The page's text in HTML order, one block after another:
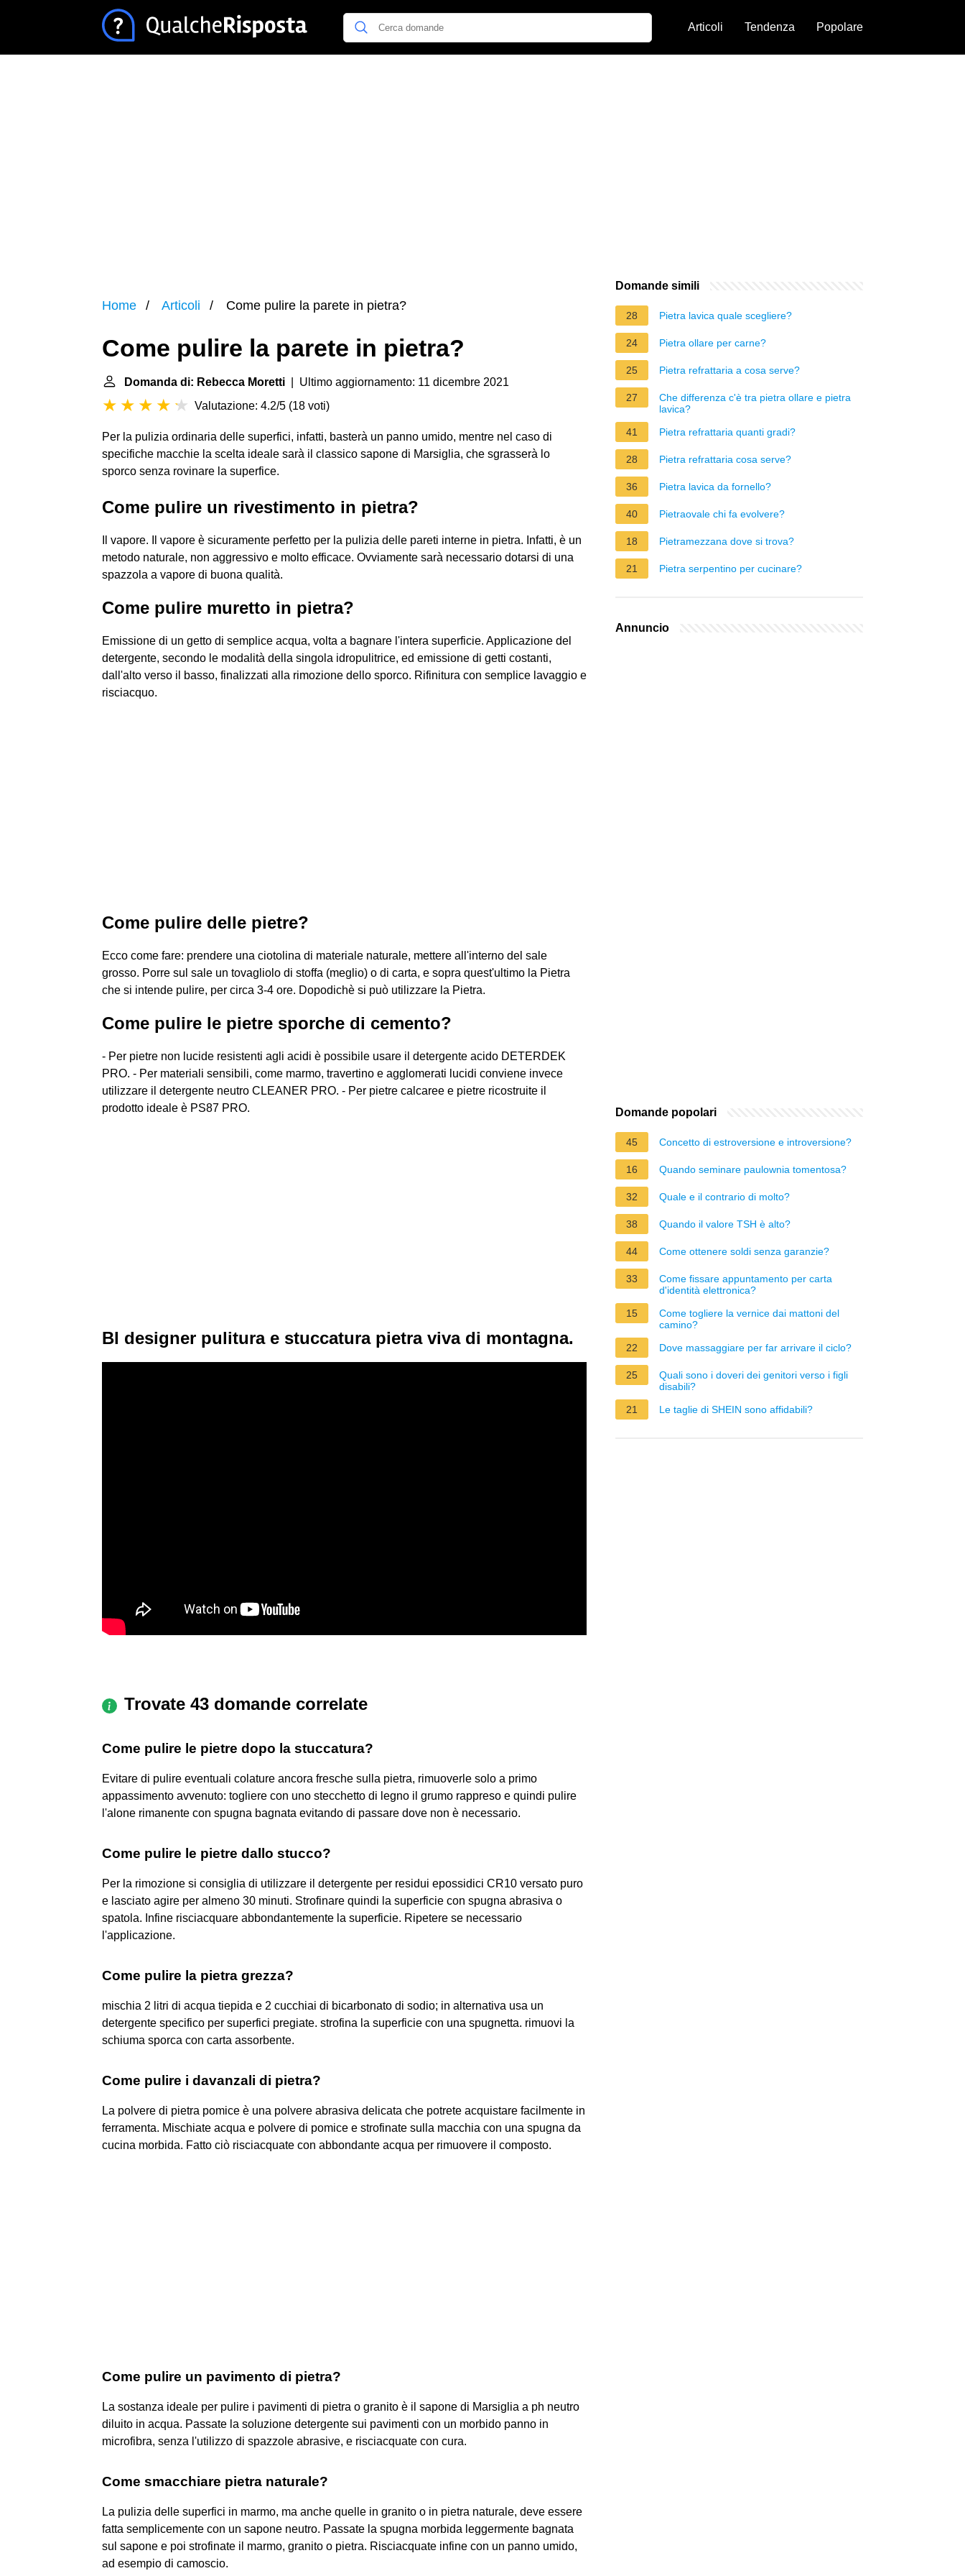
Articoli Tendenza Popolare
Home Articoli Come pulire la parete in pietra?
Come pulire la parete in pietra?
Domanda di: Rebecca Moretti | Ultimo aggiornamento: 11 dicembre 2021
Valutazione: 4.2/5 (18 voti)
Per la pulizia ordinaria delle superfici, infatti, basterà un panno umido, mentre nel caso di
specifiche macchie la scelta ideale sarà il classico sapone di Marsiglia, che sgrasserà lo
sporco senza rovinare la superfice.
Come pulire un rivestimento in pietra?
Il vapore. Il vapore è sicuramente perfetto per la pulizia delle pareti interne in pietra. Infatti, è un
metodo naturale, non aggressivo e molto efficace. Ovviamente sarà necessario dotarsi di una
spazzola a vapore di buona qualità.
Come pulire muretto in pietra?
Emissione di un getto di semplice acqua, volta a bagnare l'intera superficie. Applicazione del
detergente, secondo le modalità della singola idropulitrice, ed emissione di getti costanti,
dall'alto verso il basso, finalizzati alla rimozione dello sporco. Rifinitura con semplice lavaggio e
risciacquo.
Come pulire delle pietre?
Ecco come fare: prendere una ciotolina di materiale naturale, mettere all'interno del sale
grosso. Porre sul sale un tovagliolo di stoffa (meglio) o di carta, e sopra quest'ultimo la Pietra
che si intende pulire, per circa 3-4 ore. Dopodichè si può utilizzare la Pietra.
Come pulire le pietre sporche di cemento?
- Per pietre non lucide resistenti agli acidi è possibile usare il detergente acido DETERDEK
PRO. - Per materiali sensibili, come marmo, travertino e agglomerati lucidi conviene invece
utilizzare il detergente neutro CLEANER PRO. - Per pietre calcaree e pietre ricostruite il
prodotto ideale è PS87 PRO.
Bl designer pulitura e stuccatura pietra viva di montagna.
Trovate 43 domande correlate
Come pulire le pietre dopo la stuccatura?
Evitare di pulire eventuali colature ancora fresche sulla pietra, rimuoverle solo a primo
appassimento avvenuto: togliere con uno stecchetto di legno il grumo rappreso e quindi pulire
l'alone rimanente con spugna bagnata evitando di passare dove non è necessario.
Come pulire le pietre dallo stucco?
Per la rimozione si consiglia di utilizzare il detergente per residui epossidici CR10 versato puro
e lasciato agire per almeno 30 minuti. Strofinare quindi la superficie con spugna abrasiva o
spatola. Infine risciacquare abbondantemente la superficie. Ripetere se necessario
l'applicazione.
Come pulire la pietra grezza?
mischia 2 litri di acqua tiepida e 2 cucchiai di bicarbonato di sodio; in alternativa usa un
detergente specifico per superfici pregiate. strofina la superficie con una spugnetta. rimuovi la
schiuma sporca con carta assorbente.
Come pulire i davanzali di pietra?
La polvere di pietra pomice è una polvere abrasiva delicata che potrete acquistare facilmente in
ferramenta. Mischiate acqua e polvere di pomice e strofinate sulla macchia con una spugna da
cucina morbida. Fatto ciò risciacquate con abbondante acqua per rimuovere il composto.
Come pulire un pavimento di pietra?
La sostanza ideale per pulire i pavimenti di pietra o granito è il sapone di Marsiglia a ph neutro
diluito in acqua. Passate la soluzione detergente sui pavimenti con un morbido panno in
microfibra, senza l'utilizzo di spazzole abrasive, e risciacquate con cura.
Come smacchiare pietra naturale?
La pulizia delle superfici in marmo, ma anche quelle in granito o in pietra naturale, deve essere
fatta semplicemente con un sapone neutro. Passate la spugna morbida leggermente bagnata
sul sapone e poi strofinate il marmo, granito o pietra. Risciacquate infine con un panno umido,
ad esempio di camoscio.
Domande simili
28 Pietra lavica quale scegliere?
24 Pietra ollare per carne?
25 Pietra refrattaria a cosa serve?
27
Che differenza c'è tra pietra ollare e pietra
lavica?
41
Pietra refrattaria quanti gradi?
28 Pietra refrattaria cosa serve?
36 Pietra lavica da fornello?
40 Pietraovale chi fa evolvere?
18 Pietramezzana dove si trova?
21 Pietra serpentino per cucinare?
Annuncio
Domande popolari
45 Concetto di estroversione e introversione?
16 Quando seminare paulownia tomentosa?
32 Quale e il contrario di molto?
38 Quando il valore TSH è alto?
44 Come ottenere soldi senza garanzie?
33
Come fissare appuntamento per carta
d'identità elettronica?
15
Come togliere la vernice dai mattoni del
camino?
22
Dove massaggiare per far arrivare il ciclo?
25
Quali sono i doveri dei genitori verso i figli
disabili?
21
Le taglie di SHEIN sono affidabili?